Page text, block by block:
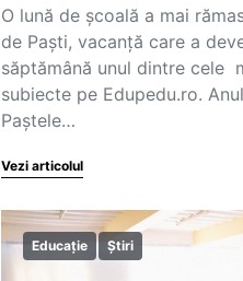
O lună de școală a mai
de Paști, vacanță care a
săptămână unul dintre cele
subiecte pe Edupedu.ro.
Paștele…
Vezi articolul
Educație Știri